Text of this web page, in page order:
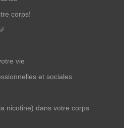
corps!
vie
et sociales
nicotine) dans votre corps